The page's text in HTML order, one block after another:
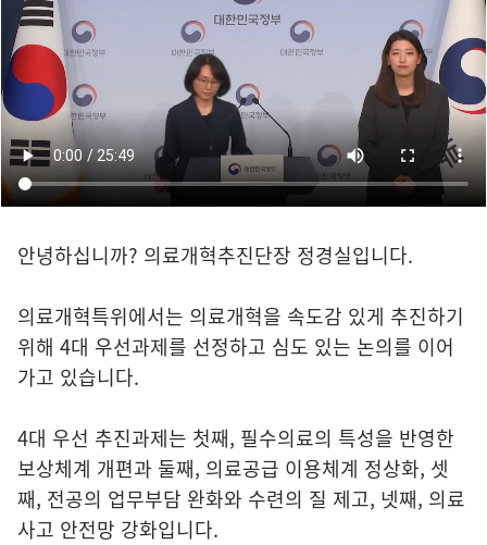
안녕하십니까? 의료개혁추진단장 정경실입니다.
의료개혁특위에서는 의료개혁을 속도감 있게 추진하기
위해 4대 우선과제를 선정하고 심도 있는 논의를 이어
가고 있습니다.
4대 우선 추진과제는 첫째, 필수의료의 특성을 반영한
보상체계 개편과 둘째, 의료공급 이용체계 정상화, 셋
째, 전공의 업무부담 완화와 수련의 질 제고, 넷째, 의료
사고 안전망 강화입니다.